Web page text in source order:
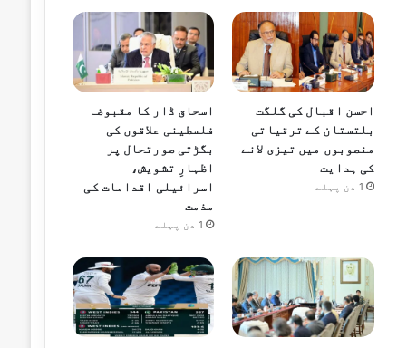
احسن اقبال کی گلگت
بلتستان کے ترقیاتی
منصوبوں میں تیزی لانے
کی ہدایت
1 دن پہلے
اسحاق ڈار کا مقبوضہ
فلسطینی علاقوں کی
بگڑتی صورتحال پر
اظہارِ تشویش،
اسرائیلی اقدامات کی
مذمت
1 دن پہلے